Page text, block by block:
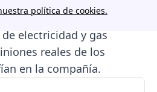
política de cookies.
sus teléfonos de
electricidad y gas
reales de los
en la compañía.